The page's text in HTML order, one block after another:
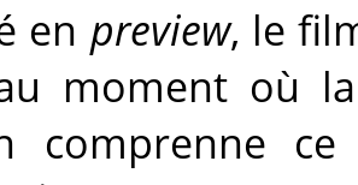
en preview, le
moment où
comprenne